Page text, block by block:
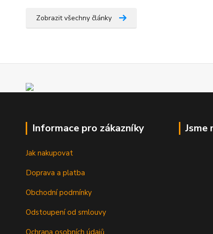
Zobrazit všechny články
Informace pro zákazníky
Jak nakupovat
Doprava a platba
Obchodní podmínky
Odstoupení od smlouvy
Ochrana osobních údajů
Jsme